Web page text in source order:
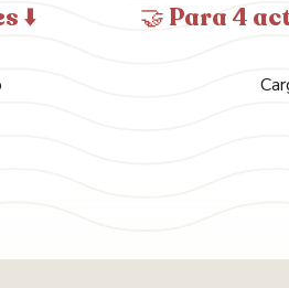
⬇️ 🤝 Para 4